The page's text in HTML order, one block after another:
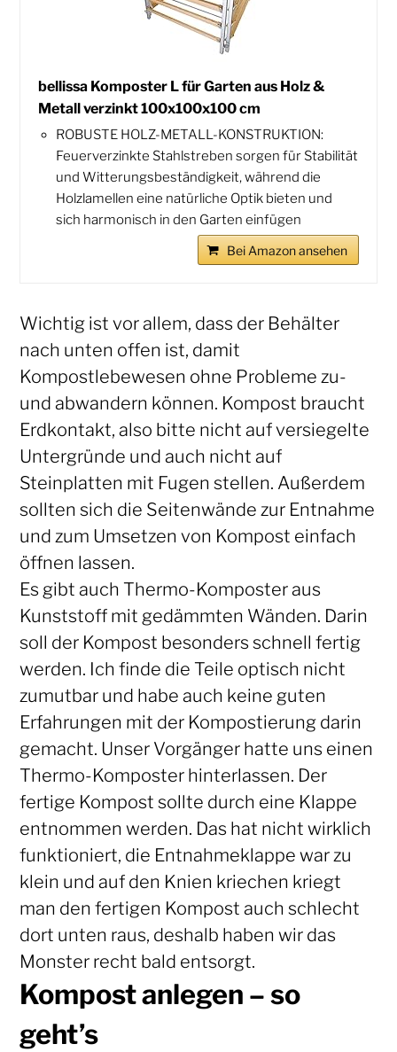
bellissa Komposter L für Garten aus Holz &
Metall verzinkt 100x100x100 cm
ROBUSTE HOLZ-METALL-KONSTRUKTION:
Feuerverzinkte Stahlstreben sorgen für Stabilität
und Witterungsbeständigkeit, während die
Holzlamellen eine natürliche Optik bieten und
sich harmonisch in den Garten einfügen
Bei Amazon ansehen
Wichtig ist vor allem, dass der Behälter
nach unten offen ist, damit
Kompostlebewesen ohne Probleme zu-
und abwandern können. Kompost braucht
Erdkontakt, also bitte nicht auf versiegelte
Untergründe und auch nicht auf
Steinplatten mit Fugen stellen. Außerdem
sollten sich die Seitenwände zur Entnahme
und zum Umsetzen von Kompost einfach
öffnen lassen.
Es gibt auch Thermo-Komposter aus
Kunststoff mit gedämmten Wänden. Darin
soll der Kompost besonders schnell fertig
werden. Ich finde die Teile optisch nicht
zumutbar und habe auch keine guten
Erfahrungen mit der Kompostierung darin
gemacht. Unser Vorgänger hatte uns einen
Thermo-Komposter hinterlassen. Der
fertige Kompost sollte durch eine Klappe
entnommen werden. Das hat nicht wirklich
funktioniert, die Entnahmeklappe war zu
klein und auf den Knien kriechen kriegt
man den fertigen Kompost auch schlecht
dort unten raus, deshalb haben wir das
Monster recht bald entsorgt.
Kompost anlegen – so
geht’s